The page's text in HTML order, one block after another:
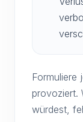
Formuliere
provoziert.
würdest,